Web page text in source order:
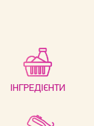
ІНГРЕДІЄНТИ